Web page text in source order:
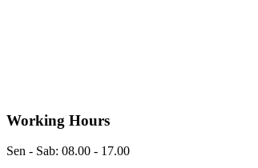
Working Hours
Sen - Sab: 08.00 - 17.00